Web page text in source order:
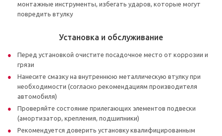
монтажные инструменты, избегать ударов, которые могут
повредить втулку
Установка и обслуживание
Перед установкой очистите посадочное место от коррозии и
грязи
Нанесите смазку на внутреннюю металлическую втулку при
необходимости (согласно рекомендациям производителя
автомобиля)
Проверяйте состояние прилегающих элементов подвески
(амортизатор, крепления, подшипники)
Рекомендуется доверить установку квалифицированным